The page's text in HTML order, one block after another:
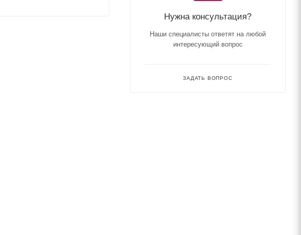
Нужна консультация?
Наши специалисты ответят на любой
интересующий вопрос
ЗАДАТЬ ВОПРОС